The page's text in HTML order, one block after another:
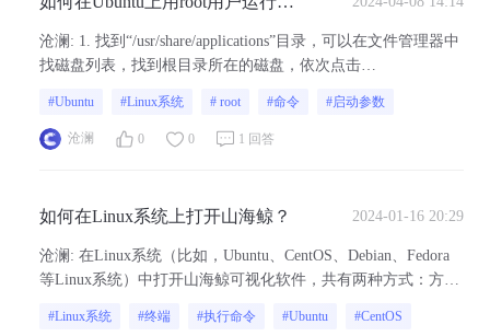
沧澜 : 1. 找到“/usr/share/applications”目录，可以在文件管理器中
找磁盘列表，找到根目录所在的磁盘，依次点击
山海鲸的图标，在命令中添加“--no-sandbox”启动参数。4. 最后
双击山海鲸可...
#Ubuntu #Linux系统 # root #命令 #启动参数
沧澜 0 0 1 回答
如何在Linux系统上打开山海鲸？ 2024-01-16 20:29
沧澜 : 在Linux系统（比如，Ubuntu、CentOS、Debian、Fedora
等Linux系统）中打开山海鲸可视化软件，共有两种方式：方式
#Linux系统 #终端 #执行命令 #Ubuntu #CentOS